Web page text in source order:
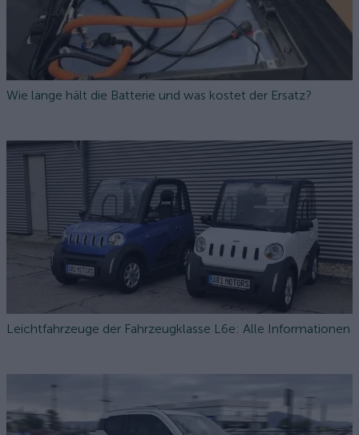
Wie lange hält die Batterie und was kostet der Ersatz?
Leichtfahrzeuge der Fahrzeugklasse L6e: Alle Informationen